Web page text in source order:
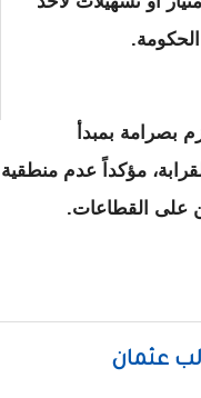
بصرامة بمبدأ
مؤكداً عدم
على القطاعات.
ولد ابوه: طيلة عملي
عثمان